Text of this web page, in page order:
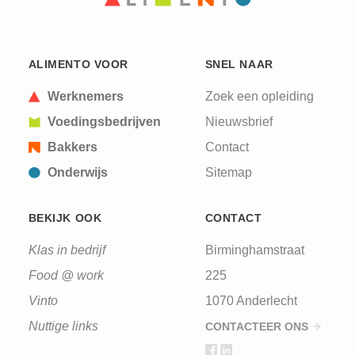
ALIMENTO VOOR
Werknemers
Voedingsbedrijven
Bakkers
Onderwijs
SNEL NAAR
Zoek een opleiding
Nieuwsbrief
Contact
Sitemap
BEKIJK OOK
Klas in bedrijf
Food @ work
Vinto
Nuttige links
CONTACT
Birminghamstraat
225
1070 Anderlecht
CONTACTEER ONS